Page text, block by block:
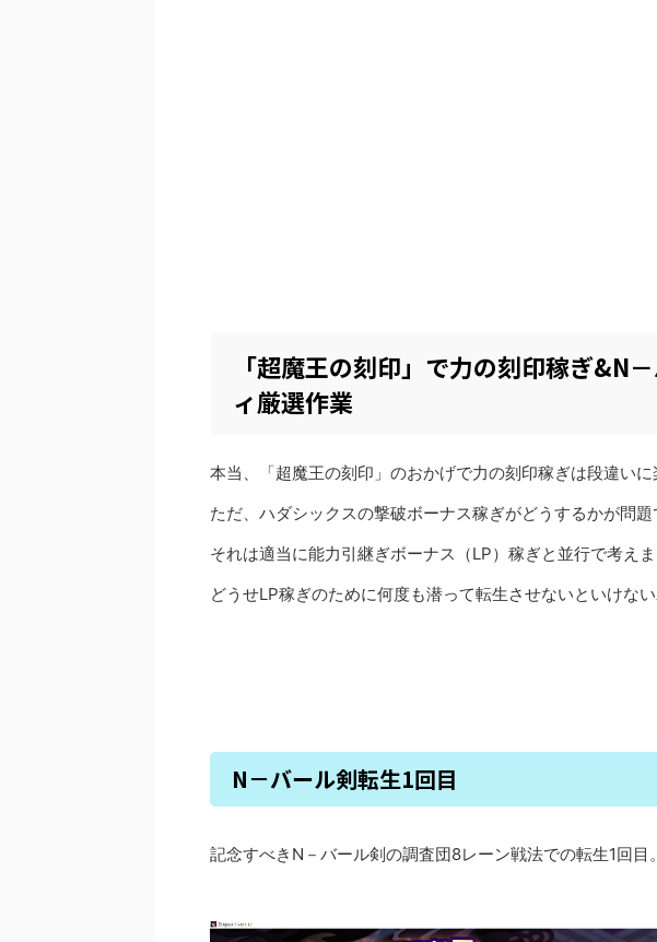
「超魔王の刻印」で力の刻印稼ぎ&N
ィ厳選作業
本当、「超魔王の刻印」のおかげで力の刻印稼ぎは段違いに
ただ、ハダシックスの撃破ボーナス稼ぎがどうするかが問
それは適当に能力引継ぎボーナス（LP）稼ぎと並行で考えま
どうせLP稼ぎのために何度も潜って転生させないといけない
N－バール剣転生1回目
記念すべきN－バール剣の調査団8レーン戦法での転生1回目。